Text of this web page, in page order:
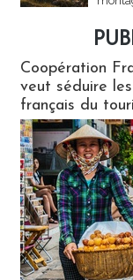
Coopération
veut séduire
français du